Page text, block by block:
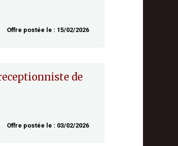
Offre postée le : 15/02/2026
Offre postée le : 03/02/2026